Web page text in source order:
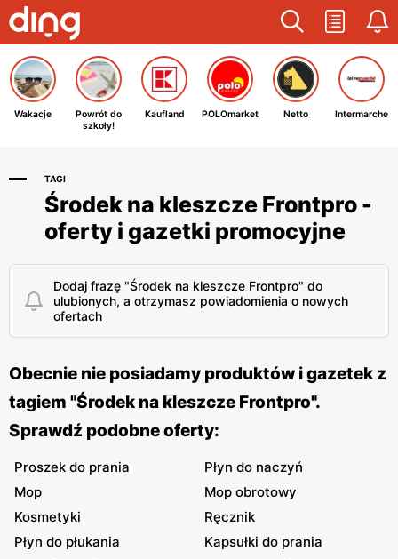
Wakacje
Powrót do
szkoły!
Kaufland POLOmarket Netto Intermarche
TAGI
Środek na kleszcze Frontpro -
oferty i gazetki promocyjne
Dodaj frazę "Środek na kleszcze Frontpro" do
ulubionych, a otrzymasz powiadomienia o nowych
ofertach
Obecnie nie posiadamy produktów i gazetek z
tagiem "Środek na kleszcze Frontpro".
Sprawdź podobne oferty:
Proszek do prania
Płyn do naczyń
Mop
Mop obrotowy
Kosmetyki
Ręcznik
Płyn do płukania
Kapsułki do prania